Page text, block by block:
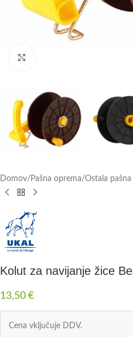
Domov/ Pašna oprema/Ostala
Kolut za navijanje žice
13,50 €
Cena vključuje DDV.